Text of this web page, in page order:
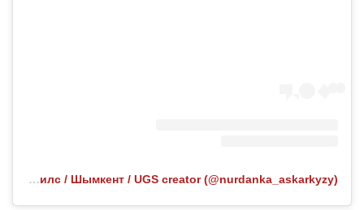
Публикация от SMM / Рилс / Шымкент / UGS creator (@nurdanka_askarkyzy)